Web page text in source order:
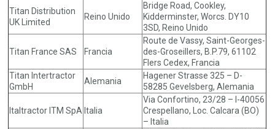
Titan Distribution
UK Limited
Reino Unido
Bridge Road, Cookley,
Kidderminster, Worcs. DY10
3SD, Reino Unido
Titan France SAS Francia
Route de Vassy, Saint-Georges-
des-Groseillers, B.P.79, 61102
Flers Cedex, Francia
Titan Intertractor
GmbH
Alemania
Hagener Strasse 325 – D-
58285 Gevelsberg, Alemania
Italtractor ITM SpA Italia
Via Confortino, 23/28 – I-40056
Crespellano, Loc. Calcara (BO)
– Italia